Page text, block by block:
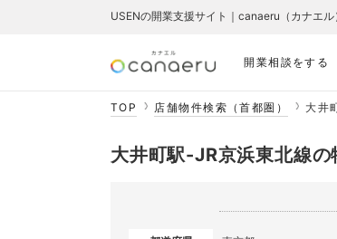
開業相談をする
USENの開業支援サイト｜canaeru（カナエル
TOP 店舗物件検索（首都圏） 大井
大井町駅-JR京浜東北線